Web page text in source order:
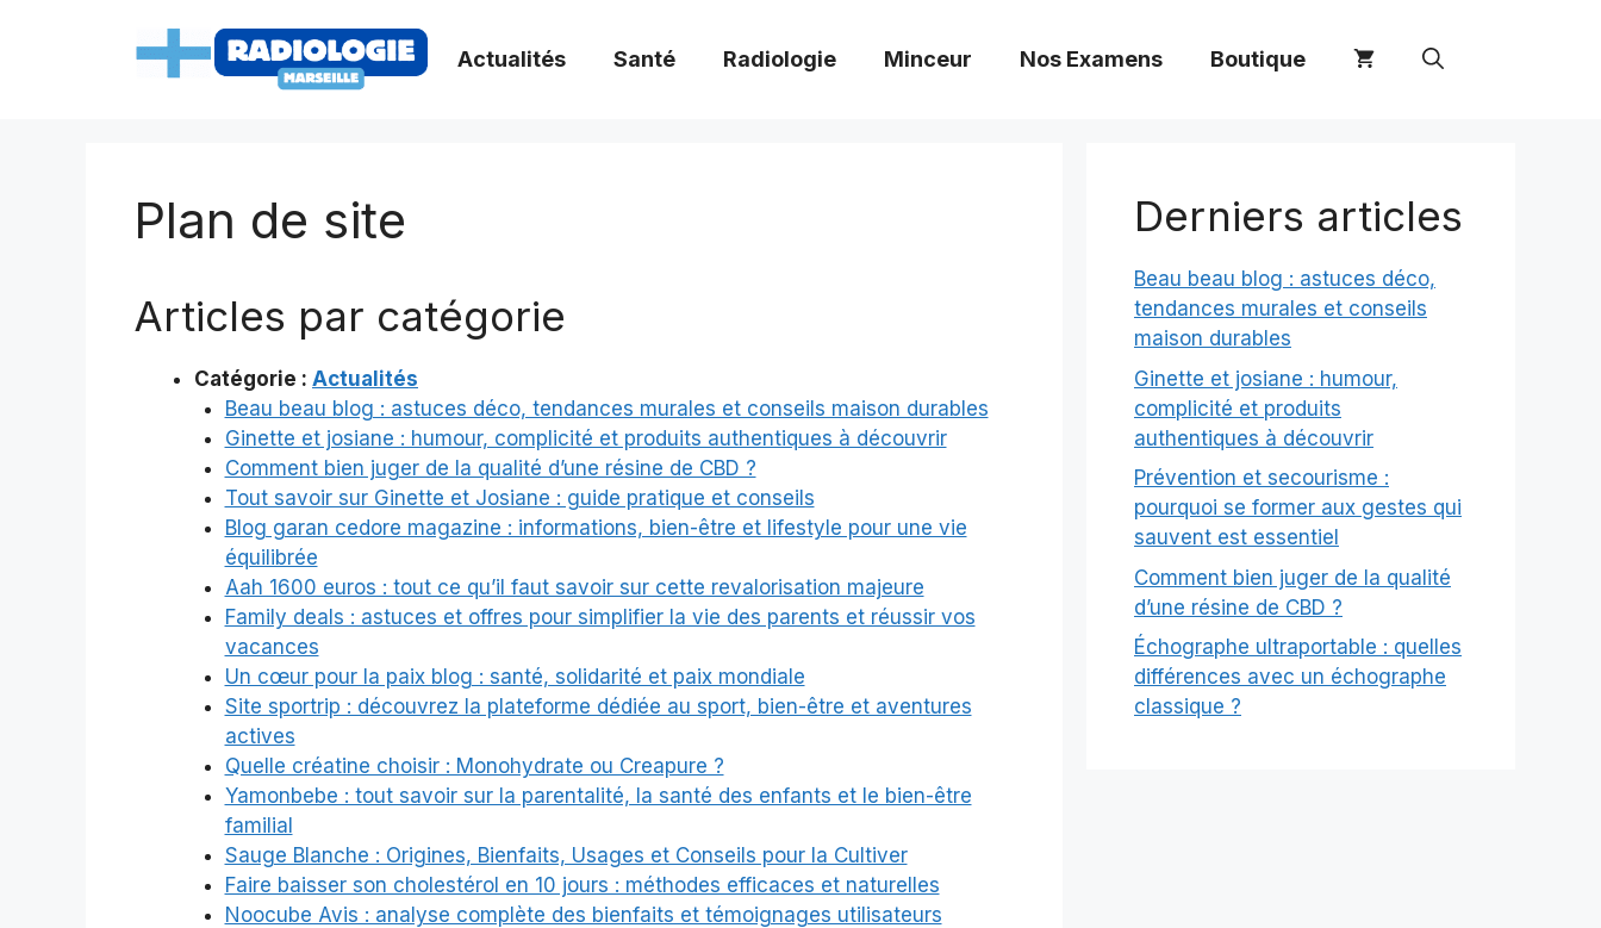
Actualités Santé Radiologie Minceur Nos Examens Boutique
Plan de site
Articles par catégorie
Catégorie : Actualités
Beau beau blog : astuces déco, tendances murales et conseils maison durables
Ginette et josiane : humour, complicité et produits authentiques à découvrir
Comment bien juger de la qualité d’une résine de CBD ?
Tout savoir sur Ginette et Josiane : guide pratique et conseils
Blog garan cedore magazine : informations, bien-être et lifestyle pour une vie
équilibrée
Aah 1600 euros : tout ce qu’il faut savoir sur cette revalorisation majeure
Family deals : astuces et offres pour simplifier la vie des parents et réussir vos
vacances
Un cœur pour la paix blog : santé, solidarité et paix mondiale
Site sportrip : découvrez la plateforme dédiée au sport, bien-être et aventures
actives
Quelle créatine choisir : Monohydrate ou Creapure ?
Yamonbebe : tout savoir sur la parentalité, la santé des enfants et le bien-être
familial
Sauge Blanche : Origines, Bienfaits, Usages et Conseils pour la Cultiver
Faire baisser son cholestérol en 10 jours : méthodes efficaces et naturelles
Noocube Avis : analyse complète des bienfaits et témoignages utilisateurs
Derniers articles
Beau beau blog : astuces déco,
tendances murales et conseils
maison durables
Ginette et josiane : humour,
complicité et produits
authentiques à découvrir
Prévention et secourisme :
pourquoi se former aux gestes qui
sauvent est essentiel
Comment bien juger de la qualité
d’une résine de CBD ?
Échographe ultraportable : quelles
différences avec un échographe
classique ?